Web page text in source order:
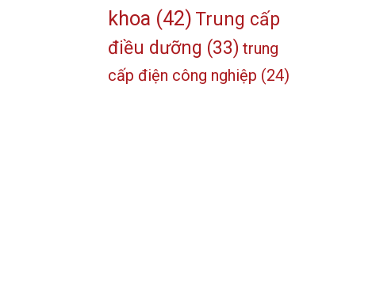
khoa (42) Trung cấp
điều dưỡng (33) trung
cấp điện công nghiệp (24)